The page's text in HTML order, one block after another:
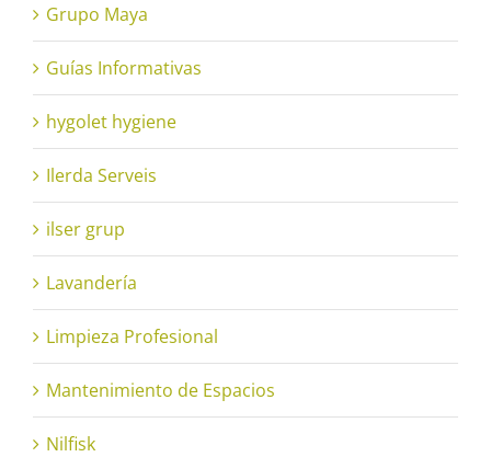
Grupo Maya
Guías Informativas
hygolet hygiene
Ilerda Serveis
ilser grup
Lavandería
Limpieza Profesional
Mantenimiento de Espacios
Nilfisk